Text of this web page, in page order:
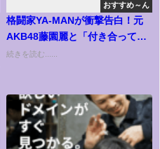
おすすめ～ん
格闘家YA-MANが衝撃告白！元
AKB48藤園麗と「付き合ってま
した」
続きを読む......